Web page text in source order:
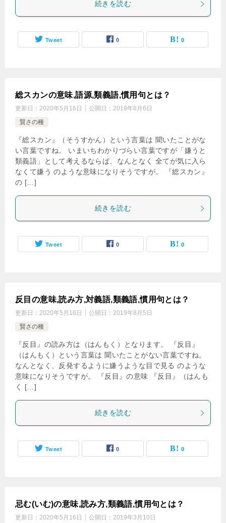
続きを読む
Tweet 0 0
総スカンの意味,語源,類義語,慣用句とは？
更新日： 2020年5月16日 公開日： 2019年8月6日
賢さの種
『総スカン』（そうすかん）という言葉は 聞いたことがな
い言葉ですね。 いまいちわかりづらい言葉ですが「嫌うと
類義語」として考えるならば、なんとなく 全てが気に入ら
なくて嫌う のような意味になりそうですが。 『総スカン』
の […]
続きを読む
Tweet 0 0
反目の意味,読み方,対義語,類義語,慣用句とは？
更新日： 2020年5月16日 公開日： 2019年8月5日
賢さの種
『反目』の読み方は（はんもく）となります。 『反目』
（はんもく）という言葉は 聞いたことがない言葉ですね。
なんとなく、反発するように嫌うような目で見る のような
意味になりそうですが。 『反目』の意味 『反目』（はんも
く […]
続きを読む
Tweet 0 0
忌む(いむ)の意味,読み方,類義語,慣用句とは？
更新日： 2020年5月16日 公開日： 2019年3月10日